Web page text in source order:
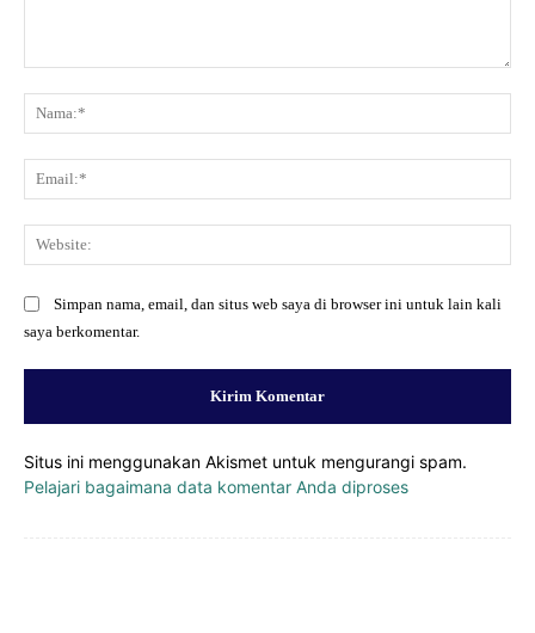
Simpan nama, email, dan situs web saya di browser ini untuk lain kali
saya berkomentar.
Situs ini menggunakan Akismet untuk mengurangi spam.
Pelajari bagaimana data komentar Anda diproses